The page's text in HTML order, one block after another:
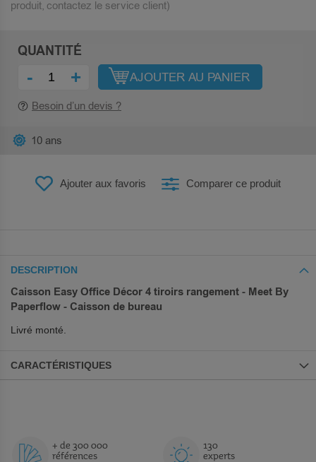
produit, contactez le service client)
QUANTITÉ
- + AJOUTER AU PANIER
Besoin d’un devis ?
Ajouter aux favoris Comparer ce produit
10 ans
DESCRIPTION
Caisson Easy Office Décor 4 tiroirs rangement - Meet By
Paperflow - Caisson de bureau
Livré monté.
CARACTÉRISTIQUES
+ de 300 000
références
130
experts